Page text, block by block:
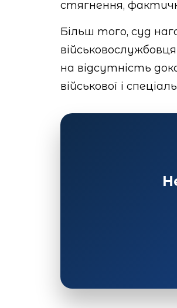
стягнення,
Більш того, суд
на відсутність
військової і